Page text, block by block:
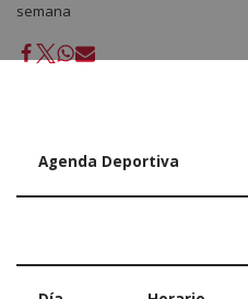
semana
Agenda Deportiva